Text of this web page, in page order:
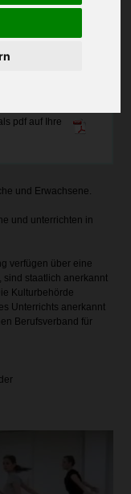
Juschka Blunck, wird
Holtschneider geleitet.
zwei Spiegelwänden
ausgestattet.
pdf auf Ihre
und Erwachsene.
und unterrichten in
verfügen über eine
sind staatlich anerkannt
Kulturbehörde
Unterrichts anerkannt
Berufsverband für